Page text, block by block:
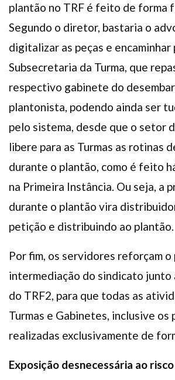
plantão no TRF é feito de forma
Segundo o diretor, bastaria o
digitalizar as peças e encaminhar
Subsecretaria da Turma, que
respectivo gabinete do
plantonista, podendo ainda ser
pelo sistema, desde que o setor
libere para as Turmas as rotinas
durante o plantão, como é feito
na Primeira Instância. Ou seja, a
durante o plantão vira
petição e distribuindo ao plantão.
Por fim, os servidores reforçam
intermediação do sindicato junto
do TRF2, para que todas as
Turmas e Gabinetes, inclusive os
realizadas exclusivamente de
Exposição desnecessária ao risco